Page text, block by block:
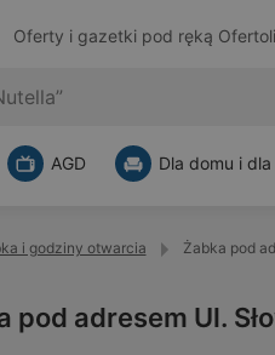
Oferty i gazetki pod ręką
AGD Dla domu i
i godziny otwarcia Żabka pod
pod adresem Ul.